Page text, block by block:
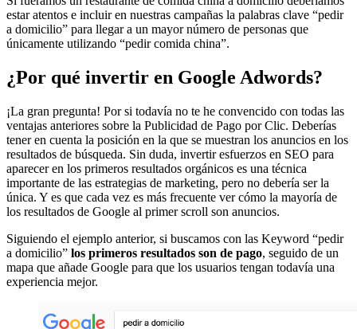
estar atentos e incluir en nuestras campañas la palabras clave “pedir
a domicilio” para llegar a un mayor número de personas que
únicamente utilizando “pedir comida china”.
¿Por qué invertir en Google Adwords?
¡La gran pregunta! Por si todavía no te he convencido con todas las
ventajas anteriores sobre la Publicidad de Pago por Clic. Deberías
tener en cuenta la posición en la que se muestran los anuncios en los
resultados de búsqueda. Sin duda, invertir esfuerzos en SEO para
aparecer en los primeros resultados orgánicos es una técnica
importante de las estrategias de marketing, pero no debería ser la
única. Y es que cada vez es más frecuente ver cómo la mayoría de
los resultados de Google al primer scroll son anuncios.
Siguiendo el ejemplo anterior, si buscamos con las Keyword “pedir
a domicilio” los primeros resultados son de pago, seguido de un
mapa que añade Google para que los usuarios tengan todavía una
experiencia mejor.